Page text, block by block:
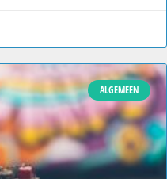
ALGEMEEN